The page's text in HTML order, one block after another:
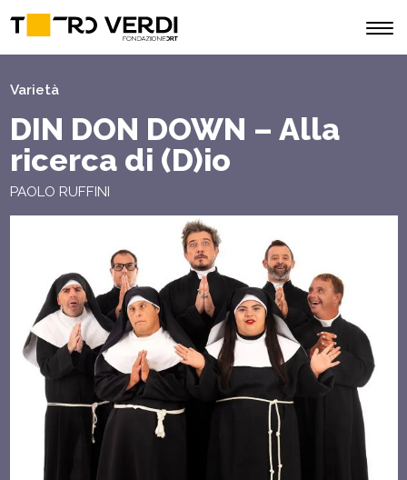
Varietà
DIN DON DOWN – Alla
ricerca di (D)io
PAOLO RUFFINI